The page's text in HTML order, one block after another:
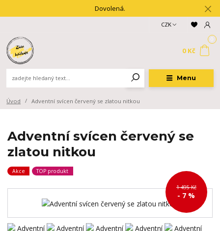
Dovolená.
Menu
CZK
0 Kč
Úvod Adventní svícen červený se zlatou nitkou
Adventní svícen červený se
zlatou nitkou
Akce TOP produkt
1 495 Kč
- 7 %